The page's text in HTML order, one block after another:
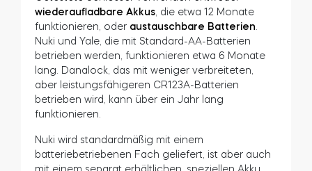
zertifiziert wurde. Allerdings hat AV-Test August
zertifiziert – das beliebte amerikanische Smart
Lock, das von einer Schwesterfirma von Yale
hergestellt wird. Beide Unternehmen sind Teil der
ASSA ABLOY-Gruppe.
Alle von AV-Test bewerteten Smart-Home-Geräte
können Sie
hier
Stromversorgung
Die Stromversorgung des Smart Locks